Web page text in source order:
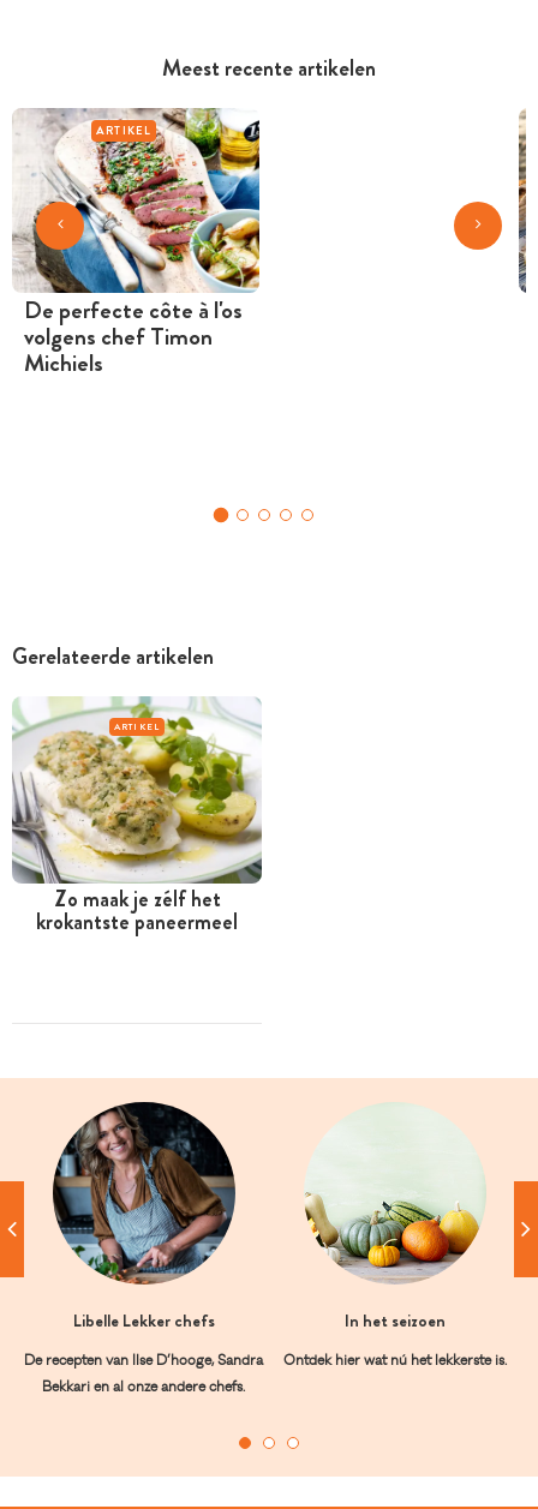
Meest recente artikelen
ARTIKEL
De perfecte côte à l'os
volgens chef Timon
Michiels
Gerelateerde artikelen
ARTIKEL
Zo maak je zélf het
krokantste paneermeel
Libelle Lekker chefs
De recepten van Ilse D’hooge, Sandra
Bekkari en al onze andere chefs.
In het seizoen
Ontdek hier wat nú het lekkerste is.